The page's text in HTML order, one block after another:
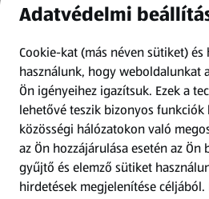
Információk
Kérdőív
Fizetési lehetőségek
ALDI utalványok
Adatvédelmi
Cookie-kat (más néven sütiket)
használunk, hogy weboldalunkat
Ön igényeihez igazítsuk. Ezek a
lehetővé teszik bizonyos funkciók
közösségi hálózatokon való
az Ön hozzájárulása esetén az Ön
gyűjtő és elemző sütiket
hirdetések megjelenítése